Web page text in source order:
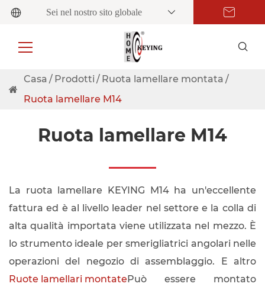
Sei nel nostro sito globale
Casa Prodotti
Ruota lamellare montata
Ruota lamellare M14
Ruota lamellare M14
La ruota lamellare KEYING M14 ha un'eccellente
fattura ed è al livello leader nel settore e la colla di
alta qualità importata viene utilizzata nel mezzo. È
lo strumento ideale per smerigliatrici angolari nelle
operazioni del negozio di assemblaggio. E altro
Ruote lamellari montatePuò essere montato